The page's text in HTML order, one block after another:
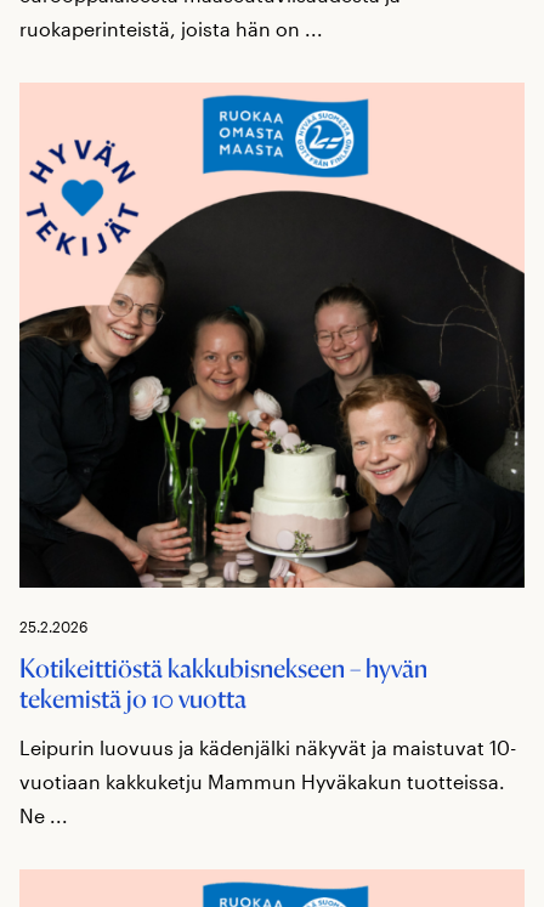
ruokaperinteistä, joista hän on ...
25.2.2026
Kotikeittiöstä kakkubisnekseen – hyvän
tekemistä jo 10 vuotta
Leipurin luovuus ja kädenjälki näkyvät ja maistuvat 10-
vuotiaan kakkuketju Mammun Hyväkakun tuotteissa.
Ne ...